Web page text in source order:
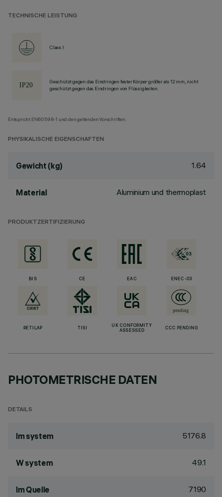
TECHNISCHE LEISTUNG
Class I
Geschützt gegen das Eindringen fester Körper größer als 12 mm, nicht
geschützt gegen das Eindringen von Flüssigkeiten.
Entspricht EN60598-1 und den geltenden Vorschriften.
PHYSIKALISCHE EIGENSCHAFTEN
Gewicht (kg) 1.64
Material Aluminium und thermoplast
PRODUKTZERTIFIZIERUNG
BIS CE EAC ENEC-03
RETILAP TISI
UK CONFORMITY
ASSESSED
CCC PENDING
PHOTOMETRISCHE DATEN
DETAILS
lm system 5176.8
W system 49.1
lm Quelle 7190